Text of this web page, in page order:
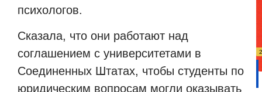
психологов.
Сказала, что они работают над
соглашением с университетами в
Соединенных Штатах, чтобы студенты по
юридическим вопросам могли оказывать